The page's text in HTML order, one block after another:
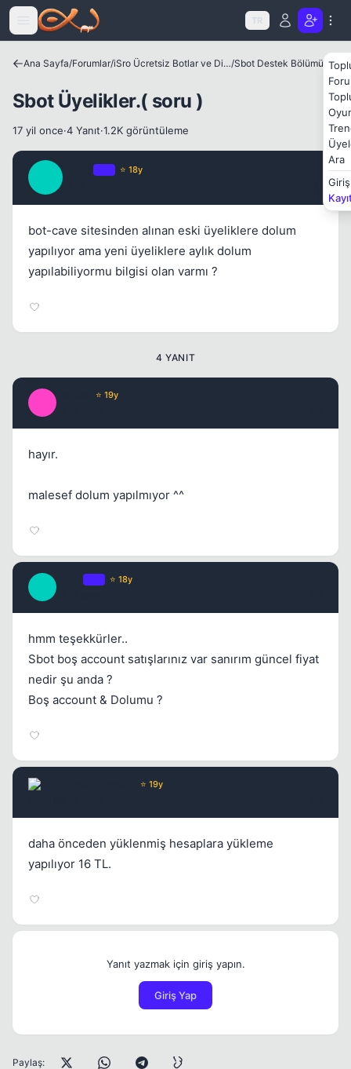
Icerige atla
TR
Ara
Giriş
Ana Sayfa/Forumlar/ iSro Ücretsiz Botlar ve Diğer Programlar/Sbot Destek Bölümü
Sbot Üyelikler.( soru )
17 yil once·4 Yanıt·1.2K görüntüleme
⭐ 18y
bot-cave sitesinden alınan eski üyeliklere dolum
yapılıyor ama yeni üyeliklere aylık dolum
yapılabiliyormu bilgisi olan varmı ?
4 YANIT
⭐ 19y
hayır.
malesef dolum yapılmıyor ^^
⭐ 18y
hmm teşekkürler..
Sbot boş account satışlarınız var sanırım güncel fiyat
nedir şu anda ?
Boş account & Dolumu ?
⭐ 19y
daha önceden yüklenmiş hesaplara yükleme
yapılıyor 16 TL.
Kapat
Yanıt yazmak için giriş yapın.
Giriş Yap
Paylaş: